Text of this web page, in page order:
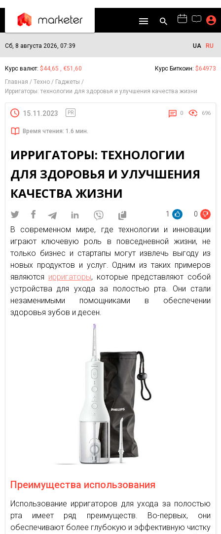
Сб, 8 августа 2026, 07:39 UA RU
Курс валют: $44,65 , €51,60 Курс Биткоин: $64973
Главная
Техно
Гаджеты
Ирригаторы: технологии для здоровья и улучшения качества жизни
15.11.2023 PR 0 696
Время чтения: 1.6 мин.
ИРРИГАТОРЫ: ТЕХНОЛОГИИ
ДЛЯ ЗДОРОВЬЯ И УЛУЧШЕНИЯ
КАЧЕСТВА ЖИЗНИ
1 0
В современном мире, где технологии и инновации
играют ключевую роль в повседневной жизни, не
только бизнес и стартапы могут извлечь выгоду из
новых продуктов и услуг. Одним из таких примеров
являются ирригаторы, которые представляют собой
устройства для ухода за полостью рта. Они стали
незаменимыми помощниками в обеспечении
здоровья зубов и десен.
Преимущества использования
Использование ирригаторов для ухода за полостью
рта имеет ряд преимуществ. Во-первых, они
обеспечивают более глубокую и эффективную чистку